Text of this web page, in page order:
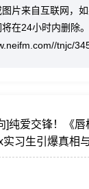
片来自互联网，
在24小时内删除。
tnjc/
]纯爱交锋！《
实习生引爆真相